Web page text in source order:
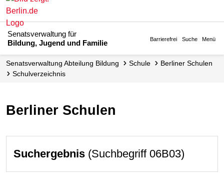
Senatsverwaltung für
Bildung, Jugend und Familie
Barrierefrei Suche Menü
Senats­verwaltung Abteilung Bildung Schule
Berliner Schulen
Schul­verzeichnis
Berliner Schulen
Suchergebnis (Suchbegriff 06B03)